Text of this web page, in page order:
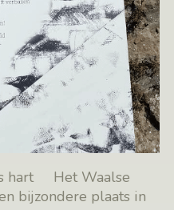
hart Het Waalse
bijzondere plaats in